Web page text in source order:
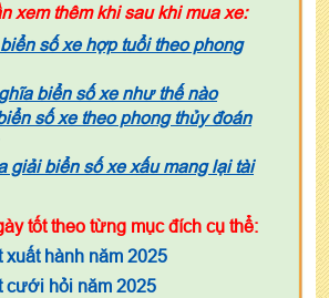
xem thêm khi sau khi mua xe:
số xe hợp tuổi theo phong
biển số xe như thế nào
số xe theo phong thủy đoán
giải biển số xe xấu mang lại tài
tốt theo từng mục đích cụ thể:
xuất hành năm 2025
cưới hỏi năm 2025